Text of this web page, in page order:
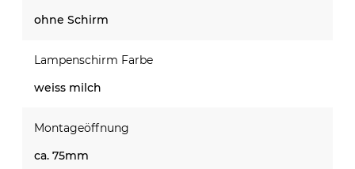
ohne Schirm
Lampenschirm Farbe
weiss milch
Montageöffnung
ca. 75mm